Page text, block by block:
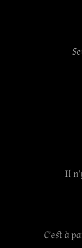
Il
C’est à